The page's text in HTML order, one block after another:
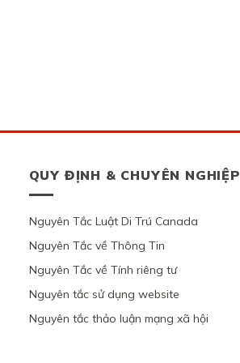
QUY ĐỊNH & CHUYÊN NGHIỆP
Nguyên Tắc Luật Di Trú Canada
Nguyên Tắc về Thông Tin
Nguyên Tắc về Tính riêng tư
Nguyên tắc sử dụng website
Nguyên tắc thảo luận mạng xã hội